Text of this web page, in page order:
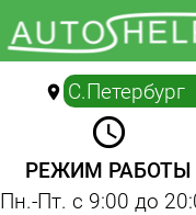
location_on ▼
query_builder
РЕЖИМ РАБОТЫ
Пн.-Пт. с 9:00 до